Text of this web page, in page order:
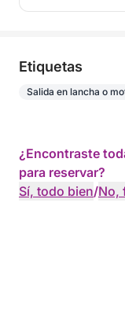
Etiquetas
Salida en lancha o
¿Encontraste
para reservar?
Sí, todo bien/No,